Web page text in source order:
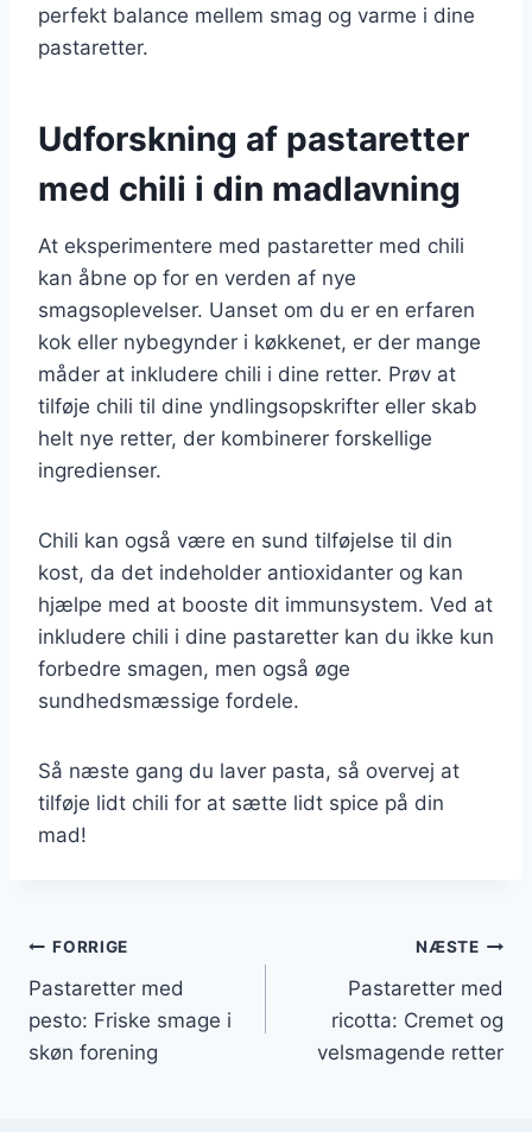
perfekt balance mellem smag og varme i dine
pastaretter.
Udforskning af pastaretter
med chili i din madlavning
At eksperimentere med pastaretter med chili
kan åbne op for en verden af nye
smagsoplevelser. Uanset om du er en erfaren
kok eller nybegynder i køkkenet, er der mange
måder at inkludere chili i dine retter. Prøv at
tilføje chili til dine yndlingsopskrifter eller skab
helt nye retter, der kombinerer forskellige
ingredienser.
Chili kan også være en sund tilføjelse til din
kost, da det indeholder antioxidanter og kan
hjælpe med at booste dit immunsystem. Ved at
inkludere chili i dine pastaretter kan du ikke kun
forbedre smagen, men også øge
sundhedsmæssige fordele.
Så næste gang du laver pasta, så overvej at
tilføje lidt chili for at sætte lidt spice på din
mad!
Indlægsnavigation
FORRIGE
Pastaretter med
pesto: Friske smage i
skøn forening
NÆSTE
Pastaretter med
ricotta: Cremet og
velsmagende retter